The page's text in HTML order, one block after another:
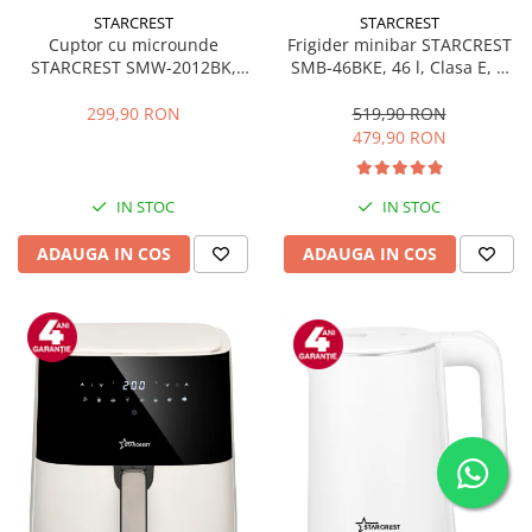
STARCREST
Cuptor cu microunde
STARCREST SMW-2012BK,
mecanic, 6 Trepte de putere,
299,90 RON
IN STOC
ADAUGA IN COS
STARCREST
Frigider minibar STARCREST
SMB-46BKE, 46 l, Clasa E, H
519,90 RON
479,90 RON
IN STOC
ADAUGA IN COS